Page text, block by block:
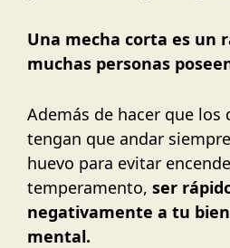
Una mecha corta es un
muchas personas
Además de hacer que los
tengan que andar
huevo para evitar
temperamento, ser
negativamente a tu
mental.